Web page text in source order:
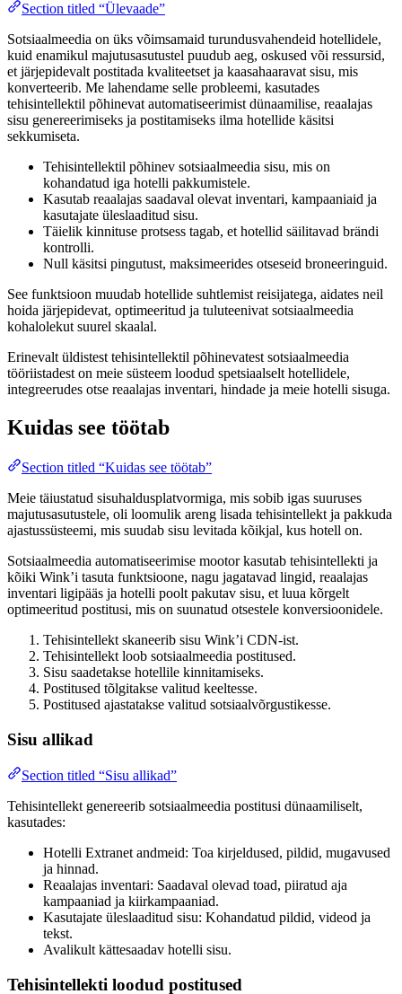
Section titled “Ülevaade”
Sotsiaalmeedia on üks võimsamaid turundusvahendeid hotellidele,
kuid enamikul majutusasutustel puudub aeg, oskused või ressursid,
et järjepidevalt postitada kvaliteetset ja kaasahaaravat sisu, mis
konverteerib. Me lahendame selle probleemi, kasutades
tehisintellektil põhinevat automatiseerimist dünaamilise, reaalajas
sisu genereerimiseks ja postitamiseks ilma hotellide käsitsi
sekkumiseta.
Tehisintellektil põhinev sotsiaalmeedia sisu, mis on
kohandatud iga hotelli pakkumistele.
Kasutab reaalajas saadaval olevat inventari, kampaaniaid ja
kasutajate üleslaaditud sisu.
Täielik kinnituse protsess tagab, et hotellid säilitavad brändi
kontrolli.
Null käsitsi pingutust, maksimeerides otseseid broneeringuid.
See funktsioon muudab hotellide suhtlemist reisijatega, aidates neil
hoida järjepidevat, optimeeritud ja tuluteenivat sotsiaalmeedia
kohalolekut suurel skaalal.
Erinevalt üldistest tehisintellektil põhinevatest sotsiaalmeedia
tööriistadest on meie süsteem loodud spetsiaalselt hotellidele,
integreerudes otse reaalajas inventari, hindade ja meie hotelli sisuga.
Kuidas see töötab
Section titled “Kuidas see töötab”
Meie täiustatud sisuhaldusplatvormiga, mis sobib igas suuruses
majutusasutustele, oli loomulik areng lisada tehisintellekt ja pakkuda
ajastussüsteemi, mis suudab sisu levitada kõikjal, kus hotell on.
Sotsiaalmeedia automatiseerimise mootor kasutab tehisintellekti ja
kõiki Wink’i tasuta funktsioone, nagu jagatavad lingid, reaalajas
inventari ligipääs ja hotelli poolt pakutav sisu, et luua kõrgelt
optimeeritud postitusi, mis on suunatud otsestele konversioonidele.
Tehisintellekt skaneerib sisu Wink’i CDN-ist.
Tehisintellekt loob sotsiaalmeedia postitused.
Sisu saadetakse hotellile kinnitamiseks.
Postitused tõlgitakse valitud keeltesse.
Postitused ajastatakse valitud sotsiaalvõrgustikesse.
Sisu allikad
Section titled “Sisu allikad”
Tehisintellekt genereerib sotsiaalmeedia postitusi dünaamiliselt,
kasutades:
Hotelli Extranet andmeid: Toa kirjeldused, pildid, mugavused
ja hinnad.
Reaalajas inventari: Saadaval olevad toad, piiratud aja
kampaaniad ja kiirkampaaniad.
Kasutajate üleslaaditud sisu: Kohandatud pildid, videod ja
tekst.
Avalikult kättesaadav hotelli sisu.
Tehisintellekti loodud postitused